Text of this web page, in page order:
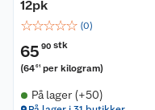
12pk
☆☆☆☆☆ (0)
65 90 stk
(6461 per kilogram)
På lager (+50)